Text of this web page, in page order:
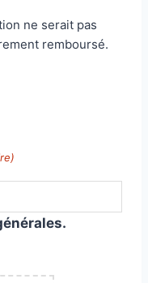
ne serait pas
remboursé.